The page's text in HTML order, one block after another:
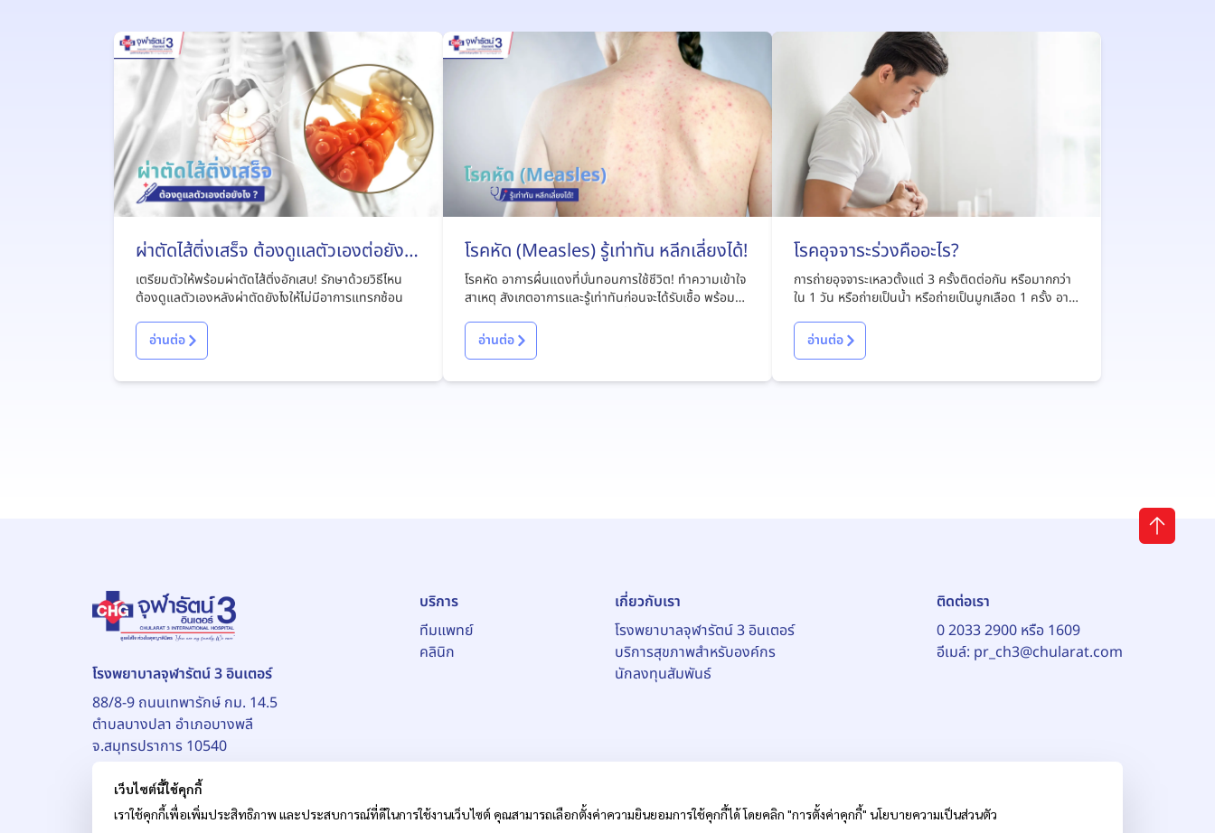
ผ่าตัดไส้ติ่งเสร็จ ต้องดูแลตัวเองต่อยังไง
?
เตรียมตัวให้พร้อมผ่าตัดไส้ติ่งอักเสบ! รักษาด้วยวิธีไหน
ต้องดูแลตัวเองหลังผ่าตัดยังไงให้ไม่มีอาการแทรกซ้อน
อ่านต่อ
โรคหัด (Measles) รู้เท่าทัน หลีกเลี่ยงได้!
โรคหัด อาการผื่นแดงที่บั่นทอนการใช้ชีวิต! ทำความเข้าใจ
สาเหตุ สังเกตอาการและรู้เท่าทันก่อนจะได้รับเชื้อ พร้อมหา
อ่านต่อ
โรคอุจจาระร่วงคืออะไร?
การถ่ายอุจจาระเหลวตั้งแต่ 3 ครั้งติดต่อกัน หรือมากกว่า
ใน 1 วัน หรือถ่ายเป็นน้ำ หรือถ่ายเป็นมูกเลือด 1 ครั้ง อาจ
อ่านต่อ
โรงพยาบาลจุฬารัตน์ 3 อินเตอร์
88/8-9 ถนนเทพารักษ์ กม. 14.5
ตำบลบางปลา อำเภอบางพลี
จ.สมุทรปราการ 10540
บริการ
ทีมแพทย์
คลินิก
เกี่ยวกับเรา
โรงพยาบาลจุฬารัตน์ 3 อินเตอร์
บริการสุขภาพสำหรับองค์กร
นักลงทุนสัมพันธ์
ติดต่อเรา
0 2033 2900 หรือ 1609
อีเมล์: pr_ch3@chularat.com
เว็บไซต์นี้ใช้คุกกี้
เราใช้คุกกี้เพื่อเพิ่มประสิทธิภาพ และประสบการณ์ที่ดีในการใช้งานเว็บไซต์ คุณสามารถเลือกตั้งค่าความยินยอมการใช้คุกกี้ได้ โดยคลิก "การตั้งค่าคุกกี้" นโยบายความเป็นส่วนตัว